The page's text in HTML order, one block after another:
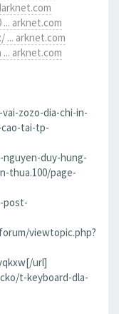
arknet.com
arknet.com
arknet.com
zozo-dia-chi-in-
tai-tp-
duy-hung-
thua.100/page-
post-
viewtopic.php?
url]
t-keyboard-dla-